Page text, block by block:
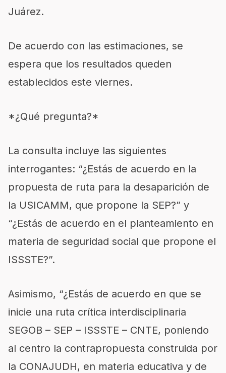
Juárez.
De acuerdo con las estimaciones, se
espera que los resultados queden
establecidos este viernes.
*¿Qué pregunta?*
La consulta incluye las siguientes
interrogantes: “¿Estás de acuerdo en la
propuesta de ruta para la desaparición de
la USICAMM, que propone la SEP?” y
“¿Estás de acuerdo en el planteamiento en
materia de seguridad social que propone el
ISSSTE?”.
Asimismo, “¿Estás de acuerdo en que se
inicie una ruta crítica interdisciplinaria
SEGOB – SEP – ISSSTE – CNTE, poniendo
al centro la contrapropuesta construida por
la CONAJUDH, en materia educativa y de